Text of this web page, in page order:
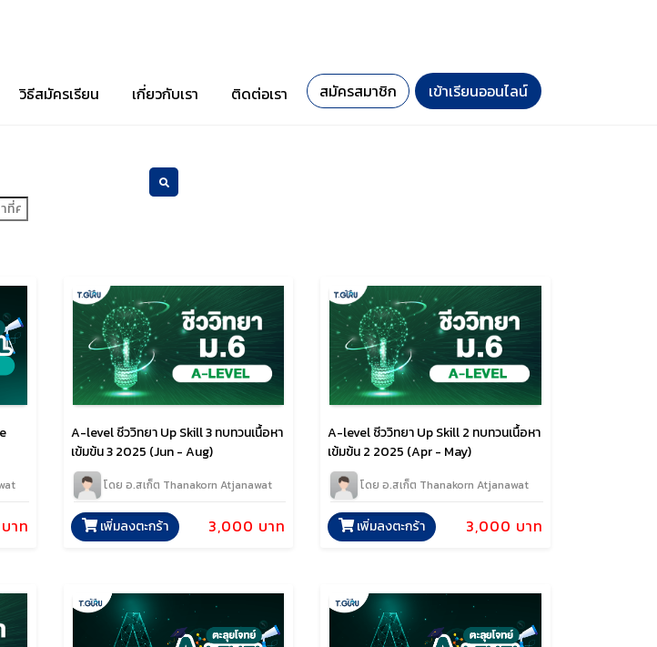
วิธีสมัครเรียน เกี่ยวกับเรา ติดต่อเรา สมัครสมาชิก เข้าเรียนออนไลน์
าท
A-level ชีววิทยา Up Skill 3 ทบทวนเนื้อหา
เข้มข้น 3 2025 (Jun - Aug)
โดย อ.สเก็ต Thanakorn Atjanawat
3,000 บาท
เพิ่มลงตะกร้า
A-level ชีววิทยา Up Skill 2 ทบทวนเนื้อหา
เข้มข้น 2 2025 (Apr - May)
โดย อ.สเก็ต Thanakorn Atjanawat
3,000 บาท
เพิ่มลงตะกร้า